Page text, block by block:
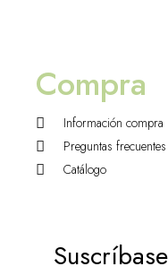
Compra
Información compra
Preguntas frecuentes
Catálogo